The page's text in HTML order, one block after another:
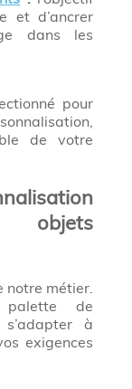
et d’ancrer
dans les
pour
de votre
objets
métier.
palette de
à
exigences